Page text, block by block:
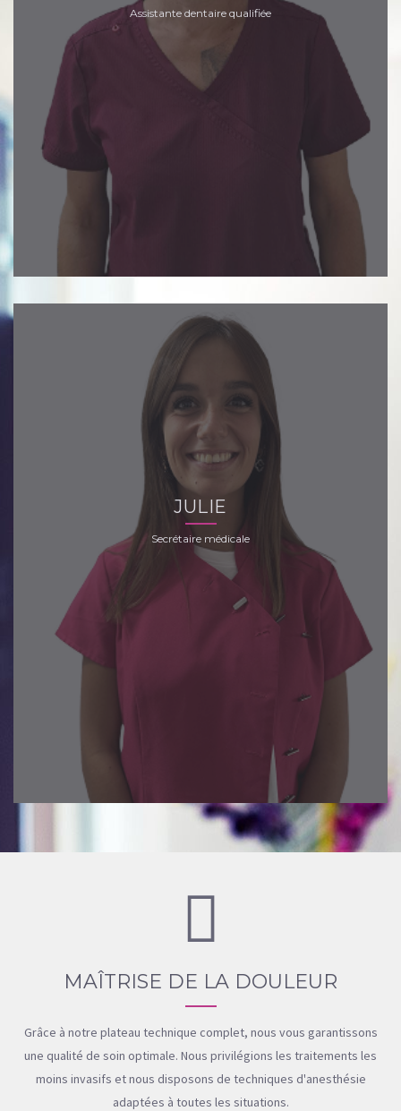
Assistante dentaire qualifiée
JULIE
Secrétaire médicale
MAÎTRISE DE LA DOULEUR
Grâce à notre plateau technique complet, nous vous garantissons
une qualité de soin optimale. Nous privilégions les traitements les
moins invasifs et nous disposons de techniques d'anesthésie
adaptées à toutes les situations.